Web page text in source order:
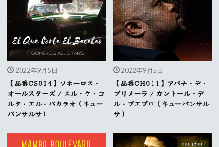
2022年9月5日
【品番CS014】ソネーロス・
オールスターズ / エル・ケ・コ
ルタ・エル・バカラオ（キュー
バンサルサ）
2022年9月5日
【品番CH011】アバナ・デ・
プリメーラ / カントール・デ
ル・プエブロ（キューバンサル
サ）